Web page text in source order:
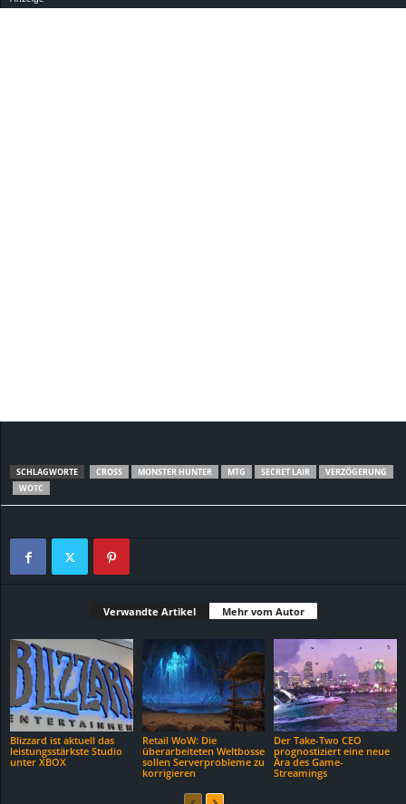
SCHLAGWORTE CROSS MONSTER HUNTER MTG SECRET LAIR
VERZÖGERUNG
WOTC
Verwandte Artikel Mehr vom Autor
Blizzard ist aktuell das
leistungsstärkste Studio
unter XBOX
Retail WoW: Die
überarbeiteten Weltbosse
sollen Serverprobleme zu
korrigieren
Der Take-Two CEO
prognostiziert eine neue
Ära des Game-
Streamings